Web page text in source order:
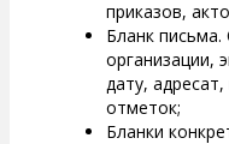
приказов,
Бланк
организации,
дату,
отметок;
Бланки